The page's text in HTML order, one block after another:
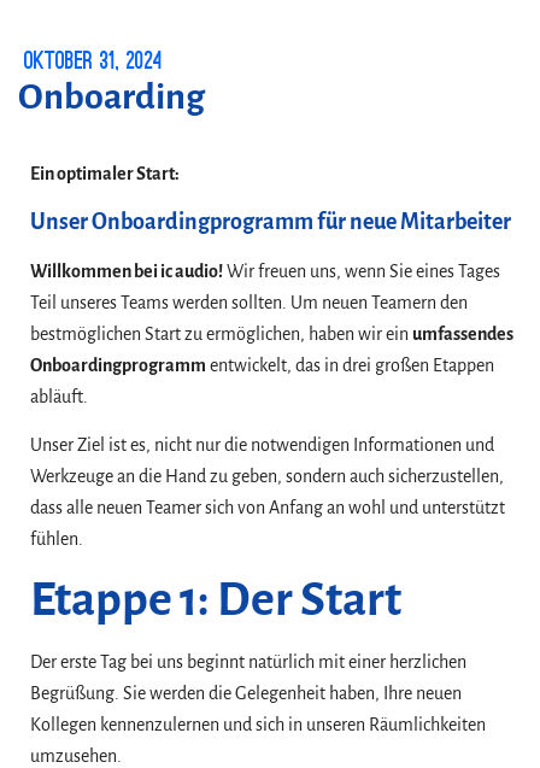
Oktober 31, 2024
On­boarding
Ein optimaler Start:
Unser Onboardingprogramm für neue Mitarbeiter
Willkommen bei ic audio!Wir freuen uns, wenn Sie eines Tages
Teil unseres Teams werden sollten. Um neuen Teamern den
bestmöglichen Start zu ermöglichen, haben wir ein umfassendes
Onboardingprogramm entwickelt, das in drei großen Etappen
abläuft.
Unser Ziel ist es, nicht nur die notwendigen Informationen und
Werkzeuge an die Hand zu geben, sondern auch sicherzustellen,
dass alle neuen Teamer sich von Anfang an wohl und unterstützt
fühlen.
Etappe 1: Der Start
Der erste Tag bei uns beginnt natürlich mit einer herzlichen
Begrüßung. Sie werden die Gelegenheit haben, Ihre neuen
Kollegen kennenzulernen und sich in unseren Räumlichkeiten
umzusehen.